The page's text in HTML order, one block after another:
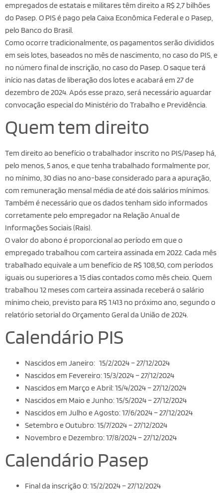
empregados de estatais e militares têm direito a R$ 2,7 bilhões
do Pasep. O PIS é pago pela Caixa Econômica Federal e o Pasep,
pelo Banco do Brasil.
Como ocorre tradicionalmente, os pagamentos serão divididos
em seis lotes, baseados no mês de nascimento, no caso do PIS, e
no número final de inscrição, no caso do Pasep. O saque terá
início nas datas de liberação dos lotes e acabará em 27 de
dezembro de 2024. Após esse prazo, será necessário aguardar
convocação especial do Ministério do Trabalho e Previdência.
Quem tem direito
Tem direito ao benefício o trabalhador inscrito no PIS/Pasep há,
pelo menos, 5 anos, e que tenha trabalhado formalmente por,
no mínimo, 30 dias no ano-base considerado para a apuração,
com remuneração mensal média de até dois salários mínimos.
Também é necessário que os dados tenham sido informados
corretamente pelo empregador na Relação Anual de
Informações Sociais (Rais).
O valor do abono é proporcional ao período em que o
empregado trabalhou com carteira assinada em 2022. Cada mês
trabalhado equivale a um benefício de R$ 108,50, com períodos
iguais ou superiores a 15 dias contados como mês cheio. Quem
trabalhou 12 meses com carteira assinada receberá o salário
mínimo cheio, previsto para R$ 1.413 no próximo ano, segundo o
relatório setorial do Orçamento Geral da União de 2024.
Calendário PIS
Nascidos em Janeiro: 15/2/2024 – 27/12/2024
Nascidos em Fevereiro: 15/3/2024 – 27/12/2024
Nascidos em Março e Abril: 15/4/2024 – 27/12/2024
Nascidos em Maio e Junho: 15/5/2024 – 27/12/2024
Nascidos em Julho e Agosto: 17/6/2024 – 27/12/2024
Setembro e Outubro: 15/7/2024 – 27/12/2024
Novembro e Dezembro: 17/8/2024 – 27/12/2024
Calendário Pasep
Final da inscrição 0: 15/2/2024 – 27/12/2024